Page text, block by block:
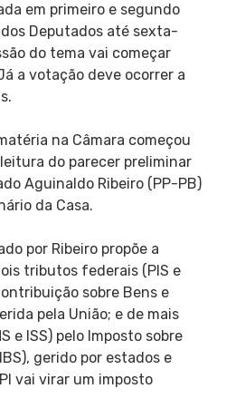
em primeiro e segundo
Deputados até sexta-
do tema vai começar
a votação deve ocorrer a
na Câmara começou
do parecer preliminar
Aguinaldo Ribeiro (PP-PB)
da Casa.
por Ribeiro propõe a
tributos federais (PIS e
sobre Bens e
pela União; e de mais
e ISS) pelo Imposto sobre
gerido por estados e
vai virar um imposto